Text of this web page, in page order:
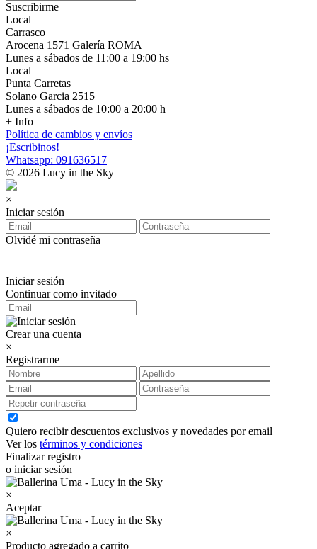
Suscribirme
Local
Carrasco
Arocena 1571 Galería ROMA
Lunes a sábados de 11:00 a 19:00 hs
Local
Punta Carretas
Solano Garcia 2515
Lunes a sábados de 10:00 a 20:00 h
+ Info
Política de cambios y envíos
¡Escribinos!
Whatsapp: 091636517
© 2026 Lucy in the Sky
×
Iniciar sesión
Olvidé mi contraseña
Iniciar sesión
Continuar como invitado
Crear una cuenta
×
Registrarme
Quiero recibir descuentos exclusivos y novedades por email
Ver los términos y condiciones
Finalizar registro
o iniciar sesión
×
Aceptar
×
Producto agregado a carrito